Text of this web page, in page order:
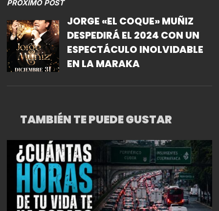
PRÓXIMO POST
JORGE «EL COQUE» MUÑIZ
DESPEDIRÁ EL 2024 CON UN
ESPECTÁCULO INOLVIDABLE
EN LA MARAKA
TAMBIÉN TE PUEDE GUSTAR